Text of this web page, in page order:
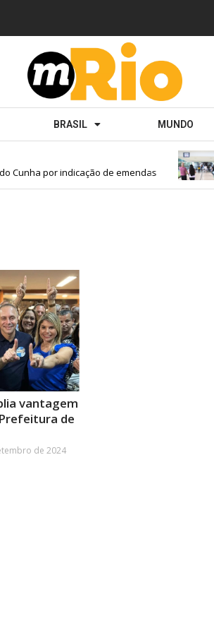
BRASIL MUNDO
Cunha por indicação de emendas
vantagem
de
de 2024